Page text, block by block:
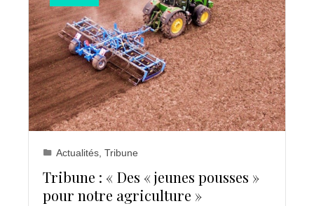
Actualités, Tribune
Tribune : « Des « jeunes pousses »
pour notre agriculture »